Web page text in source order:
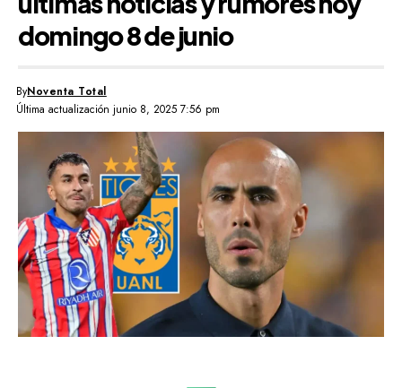
domingo 8 de junio
Última actualización junio 8, 2025 7:56 pm
ByNoventa Total